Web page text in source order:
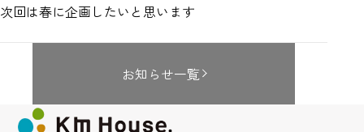
次回は春に企画したいと思います
お知らせ一覧